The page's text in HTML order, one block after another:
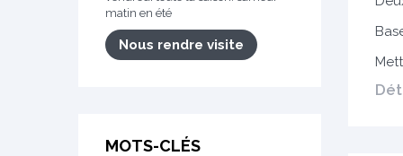
matin en été
Nous rendre visite
MOTS-CLÉS